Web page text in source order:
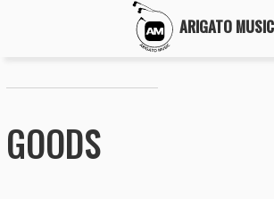
ARIGATO MUSIC
GOODS